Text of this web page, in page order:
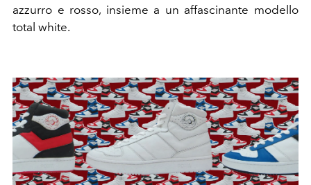
azzurro e rosso, insieme a un affascinante modello
total white.